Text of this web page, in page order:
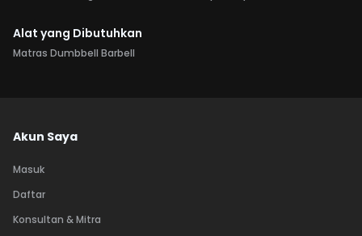
Alat yang Dibutuhkan
Matras Dumbbell Barbell
Akun Saya
Masuk
Daftar
Konsultan & Mitra